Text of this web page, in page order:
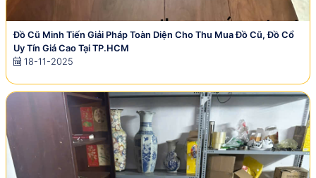
Đồ Cũ Minh Tiến Giải Pháp Toàn Diện Cho Thu Mua Đồ Cũ, Đồ Cổ
Uy Tín Giá Cao Tại TP.HCM
18-11-2025